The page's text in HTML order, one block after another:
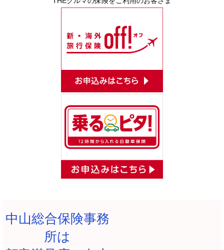
中山総合保険事務
所は